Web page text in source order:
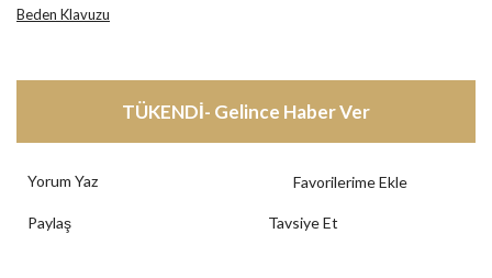
Beden Klavuzu
TÜKENDİ- Gelince Haber Ver
Yorum Yaz
Paylaş Tavsiye Et